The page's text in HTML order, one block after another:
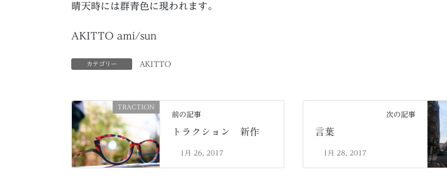
晴天時には群青色に現われます。
AKITTO ami/sun
カテゴリー AKITTO
TRACTION
前の記事
トラクション 新作
1月 26, 2017
次の記事
言葉
1月 28, 2017